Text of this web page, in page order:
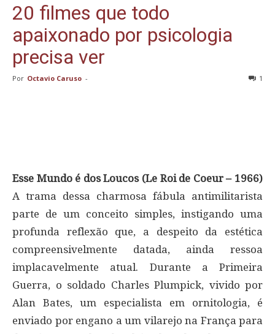
20 filmes que todo
apaixonado por psicologia
precisa ver
Por Octavio Caruso - 1
Esse Mundo é dos Loucos (Le Roi de Coeur – 1966)
A trama dessa charmosa fábula antimilitarista
parte de um conceito simples, instigando uma
profunda reflexão que, a despeito da estética
compreensivelmente datada, ainda ressoa
implacavelmente atual. Durante a Primeira
Guerra, o soldado Charles Plumpick, vivido por
Alan Bates, um especialista em ornitologia, é
enviado por engano a um vilarejo na França para